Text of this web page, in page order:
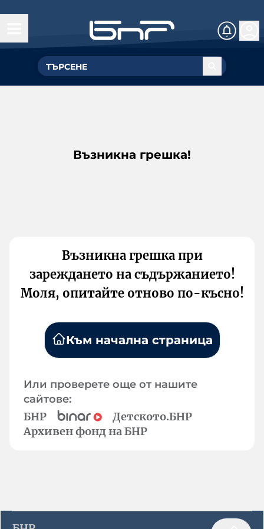
Възникна грешка!
Възникна грешка при
зареждането на съдържанието!
Моля, опитайте отново по-късно!
Към начална страница
Или проверете още от нашите
сайтове:
БНР
Детското.БНР
Архивен фонд на БНР